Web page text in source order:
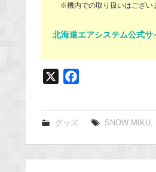
※機内での取り扱いはござい
北海道エアシステム公式サ
グッズ SNOW MIKU,